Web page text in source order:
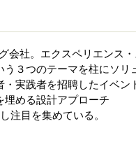
会社。エクスペリエンス
う３つのテーマを柱にソリ
・実践者を招聘したイベン
埋める設計アプローチ
注目を集めている。